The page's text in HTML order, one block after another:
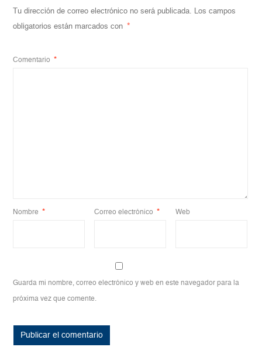
Tu dirección de correo electrónico no será publicada. Los campos
obligatorios están marcados con *
Comentario *
Nombre * Correo electrónico * Web
Guarda mi nombre, correo electrónico y web en este navegador para la
próxima vez que comente.